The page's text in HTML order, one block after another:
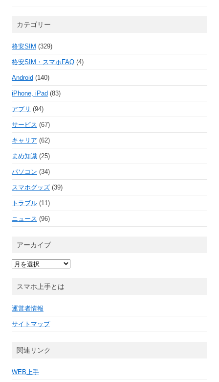
カテゴリー
格安SIM (329)
格安SIM・スマホFAQ (4)
Android (140)
iPhone, iPad (83)
アプリ (94)
サービス (67)
キャリア (62)
まめ知識 (25)
パソコン (34)
スマホグッズ (39)
トラブル (11)
ニュース (96)
アーカイブ
ア
ー
ブスマホ上手とは
運営者情報
サイトマップ
関連リンク
WEB上手